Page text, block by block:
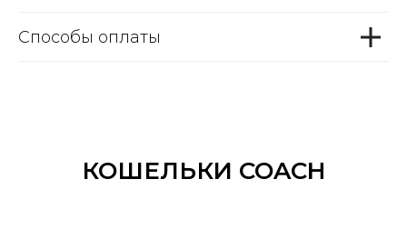
Способы оплаты
КОШЕЛЬКИ COACH